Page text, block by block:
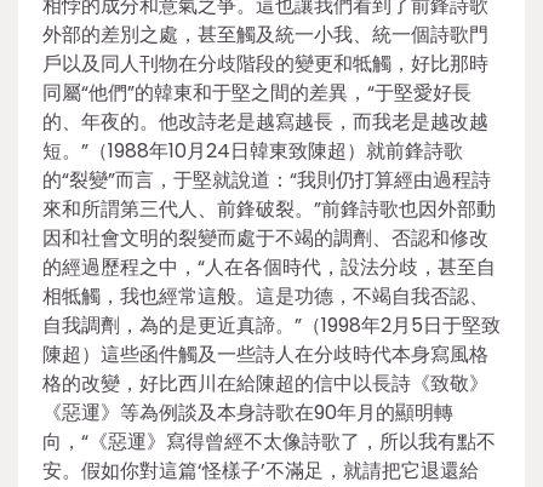
外部的差別之處，甚至觸及統一小我、統一個詩歌門
戶以及同人刊物在分歧階段的變更和牴觸，好比那時
同屬“他們”的韓東和于堅之間的差異，“于堅愛好長
的、年夜的。他改詩老是越寫越長，而我老是越改越
短。”（1988年10月24日韓東致陳超）就前鋒詩歌
的“裂變”而言，于堅就說道：“我則仍打算經由過程詩
來和所謂第三代人、前鋒破裂。”前鋒詩歌也因外部動
因和社會文明的裂變而處于不竭的調劑、否認和修改
的經過歷程之中，“人在各個時代，設法分歧，甚至自
相牴觸，我也經常這般。這是功德，不竭自我否認、
自我調劑，為的是更近真諦。”（1998年2月5日于堅致
陳超）這些函件觸及一些詩人在分歧時代本身寫風格
格的改變，好比西川在給陳超的信中以長詩《致敬》
《惡運》等為例談及本身詩歌在90年月的顯明轉
向，“《惡運》寫得曾經不太像詩歌了，所以我有點不
安。假如你對這篇‘怪樣子’不滿足，就請把它退還給